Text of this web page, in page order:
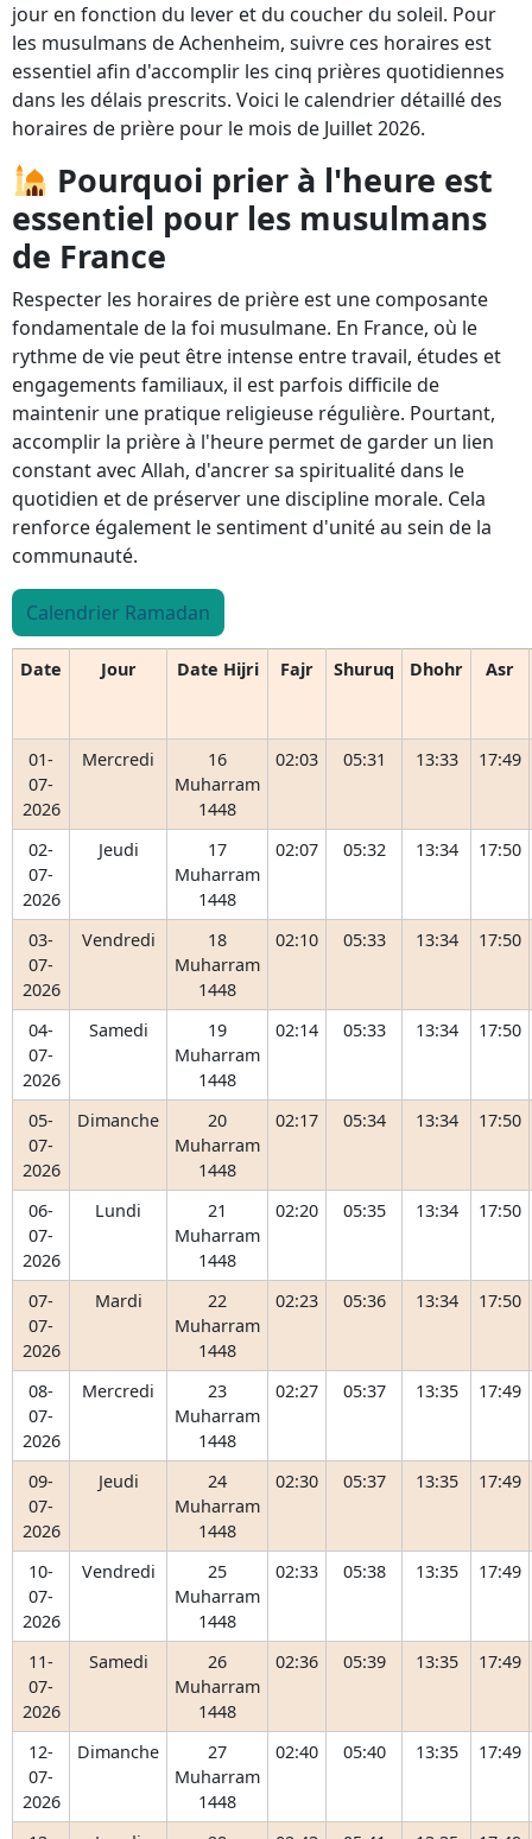
jour en fonction du lever et du coucher du soleil. Pour
les musulmans de Achenheim, suivre ces horaires est
essentiel afin d'accomplir les cinq prières quotidiennes
dans les délais prescrits. Voici le calendrier détaillé des
horaires de prière pour le mois de Juillet 2026.
Pourquoi prier à l'heure est
essentiel pour les musulmans
de France
Respecter les horaires de prière est une composante
fondamentale de la foi musulmane. En France, où le
rythme de vie peut être intense entre travail, études et
engagements familiaux, il est parfois difficile de
maintenir une pratique religieuse régulière. Pourtant,
accomplir la prière à l'heure permet de garder un lien
constant avec Allah, d'ancrer sa spiritualité dans le
quotidien et de préserver une discipline morale. Cela
renforce également le sentiment d'unité au sein de la
communauté.
Calendrier Ramadan
Date Jour Date Hijri Fajr Shuruq Dhohr Asr
01-
07-
2026
Mercredi
16
Muharram
1448
02:03 05:31 13:33 17:49
02-
07-
2026
Jeudi
17
Muharram
1448
02:07 05:32 13:34 17:50
03-
07-
2026
Vendredi
18
Muharram
1448
02:10 05:33 13:34 17:50
04-
07-
2026
Samedi
19
Muharram
1448
02:14 05:33 13:34 17:50
05-
07-
2026
Dimanche
20
Muharram
1448
02:17 05:34 13:34 17:50
06-
07-
2026
Lundi
21
Muharram
1448
02:20 05:35 13:34 17:50
07-
07-
2026
Mardi
22
Muharram
1448
02:23 05:36 13:34 17:50
08-
07-
2026
Mercredi
23
Muharram
1448
02:27 05:37 13:35 17:49
09-
07-
2026
Jeudi
24
Muharram
1448
02:30 05:37 13:35 17:49
10-
07-
2026
Vendredi
25
Muharram
1448
02:33 05:38 13:35 17:49
11-
07-
2026
Samedi
26
Muharram
1448
02:36 05:39 13:35 17:49
12-
07-
2026
Dimanche
27
Muharram
1448
02:40 05:40 13:35 17:49